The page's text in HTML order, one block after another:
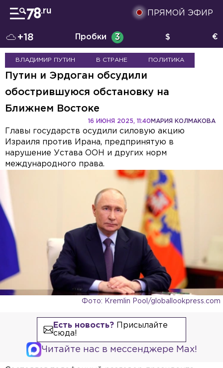
ПРЯМОЙ ЭФИР
+18 Пробки 3 $ €
ВЛАДИМИР ПУТИН В СТРАНЕ ПОЛИТИКА
Путин и Эрдоган обсудили
обострившуюся обстановку на
Ближнем Востоке
МАРИЯ КОЛМАКОВА
16 ИЮНЯ 2025, 11:40
Главы государств осудили силовую акцию
Израиля против Ирана, предпринятую в
нарушение Устава ООН и других норм
международного права.
Фото: Kremlin Pool/globallookpress.com
Есть новость?Присылайте
сюда!
Читайте нас в мессенджере Max!